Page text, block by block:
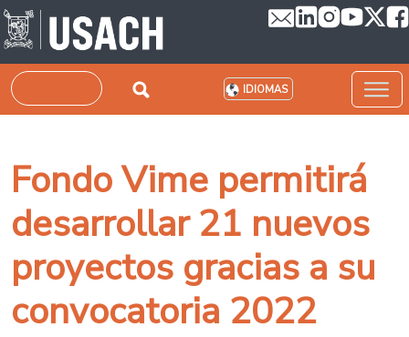
Pasar al contenido principal
Buscar IDIOMAS
Fondo Vime permitirá
desarrollar 21 nuevos
proyectos gracias a su
convocatoria 2022